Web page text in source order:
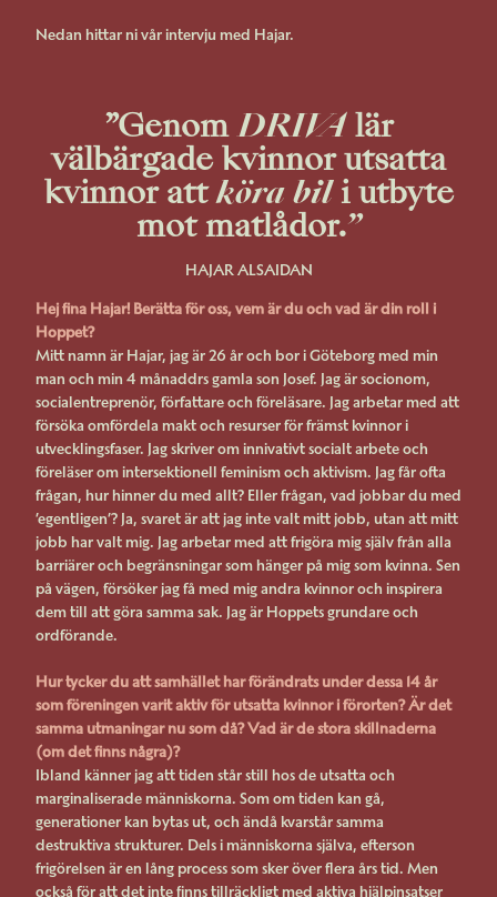
Nedan hittar ni vår intervju med Hajar.
”GenomDRIVAlär
välbärgade kvinnor utsatta
kvinnor attköra bili utbyte
mot matlådor.”
HAJAR ALSAIDAN
Hej fina Hajar! Berätta för oss, vem är du och vad är din roll i
Hoppet?
Mitt namn är Hajar, jag är 26 år och bor i Göteborg med min
man och min 4 månaddrs gamla son Josef. Jag är socionom,
socialentreprenör, författare och föreläsare. Jag arbetar med att
försöka omfördela makt och resurser för främst kvinnor i
utvecklingsfaser. Jag skriver om innivativt socialt arbete och
föreläser om intersektionell feminism och aktivism. Jag får ofta
frågan, hur hinner du med allt? Eller frågan, vad jobbar du med
’egentligen’? Ja, svaret är att jag inte valt mitt jobb, utan att mitt
jobb har valt mig. Jag arbetar med att frigöra mig själv från alla
barriärer och begränsningar som hänger på mig som kvinna. Sen
på vägen, försöker jag få med mig andra kvinnor och inspirera
dem till att göra samma sak. Jag är Hoppets grundare och
ordförande.
Hur tycker du att samhället har förändrats under dessa 14 år
som föreningen varit aktiv för utsatta kvinnor i förorten? Är det
samma utmaningar nu som då? Vad är de stora skillnaderna
(om det finns några)?
Ibland känner jag att tiden står still hos de utsatta och
marginaliserade människorna. Som om tiden kan gå,
generationer kan bytas ut, och ändå kvarstår samma
destruktiva strukturer. Dels i människorna själva, efterson
frigörelsen är en lång process som sker över flera års tid. Men
också för att det inte finns tillräckligt med aktiva hjälpinsatser